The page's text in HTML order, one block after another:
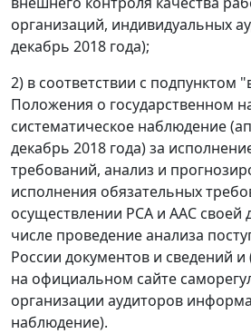
организаций, индивидуальных
декабрь 2018 года);
2) в соответствии с подпунктом
Положения о государственном
систематическое наблюдение
декабрь 2018 года) за
требований, анализ и
исполнения обязательных
осуществлении РСА и ААС своей
числе проведение анализа
России документов и сведений
на официальном сайте
организации аудиторов
наблюдение).